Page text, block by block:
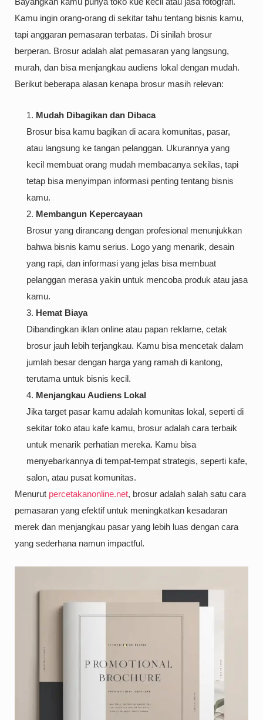
Kamu ingin orang-orang di sekitar tahu tentang bisnis kamu,
tapi anggaran pemasaran terbatas. Di sinilah brosur
berperan. Brosur adalah alat pemasaran yang langsung,
murah, dan bisa menjangkau audiens lokal dengan mudah.
Berikut beberapa alasan kenapa brosur masih relevan:
Mudah Dibagikan dan Dibaca
Brosur bisa kamu bagikan di acara komunitas, pasar,
atau langsung ke tangan pelanggan. Ukurannya yang
kecil membuat orang mudah membacanya sekilas, tapi
tetap bisa menyimpan informasi penting tentang bisnis
kamu.
Membangun Kepercayaan
Brosur yang dirancang dengan profesional menunjukkan
bahwa bisnis kamu serius. Logo yang menarik, desain
yang rapi, dan informasi yang jelas bisa membuat
pelanggan merasa yakin untuk mencoba produk atau jasa
kamu.
Hemat Biaya
Dibandingkan iklan online atau papan reklame, cetak
brosur jauh lebih terjangkau. Kamu bisa mencetak dalam
jumlah besar dengan harga yang ramah di kantong,
terutama untuk bisnis kecil.
Menjangkau Audiens Lokal
Jika target pasar kamu adalah komunitas lokal, seperti di
sekitar toko atau kafe kamu, brosur adalah cara terbaik
untuk menarik perhatian mereka. Kamu bisa
menyebarkannya di tempat-tempat strategis, seperti kafe,
salon, atau pusat komunitas.
Menurut percetakanonline.net, brosur adalah salah satu cara
pemasaran yang efektif untuk meningkatkan kesadaran
merek dan menjangkau pasar yang lebih luas dengan cara
yang sederhana namun impactful.